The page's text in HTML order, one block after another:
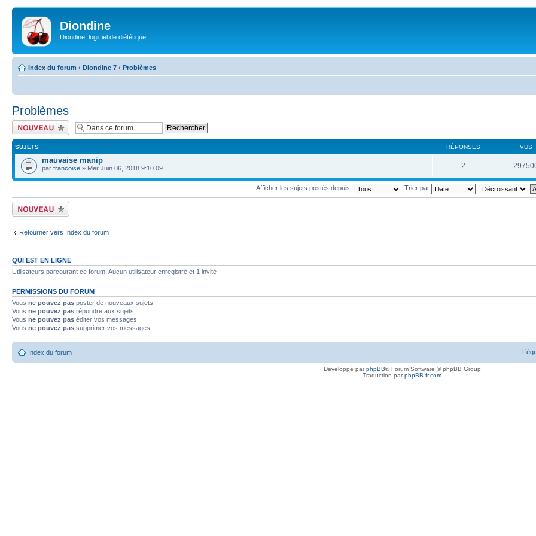
Diondine
Diondine, logiciel de diététique
Index du forum ‹ Diondine 7 ‹ Problèmes
Problèmes
Écrire un nouveau
sujet
SUJETS RÉPONSES VUS
mauvaise manip
par francoise » Mer Juin 06, 2018 9:10 09 2
Afficher les sujets postés depuis: Trier par
Écrire un nouveau
sujet
Retourner vers Index du forum
QUI EST EN LIGNE
Utilisateurs parcourant ce forum: Aucun utilisateur enregistré et 1 invité
PERMISSIONS DU FORUM
Vous ne pouvez pas poster de nouveaux sujets
Vous ne pouvez pas répondre aux sujets
Vous ne pouvez pas éditer vos messages
Vous ne pouvez pas supprimer vos messages
Index du forum
Développé parphpBB® Forum Software © phpBB Group
Traduction parphpBB-fr.com